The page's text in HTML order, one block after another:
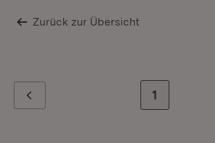
Zurück zur Übersicht
Zur letzten
1